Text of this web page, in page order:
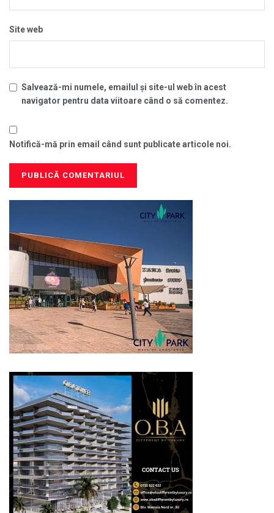
Site web
Salvează-mi numele, emailul și site-ul web în acest
navigator pentru data viitoare când o să comentez.
Notifică-mă prin email când sunt publicate articole noi.